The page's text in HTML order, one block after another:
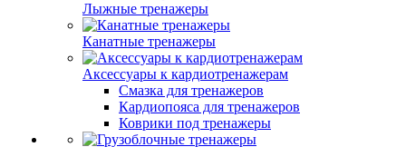
Лыжные тренажеры
Канатные тренажеры
Аксессуары к кардиотренажерам
Смазка для тренажеров
Кардиопояса для тренажеров
Коврики под тренажеры